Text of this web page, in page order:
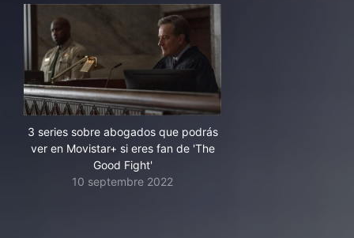
3 series sobre abogados que podrás
ver en Movistar+ si eres fan de 'The
Good Fight'
10 septembre 2022